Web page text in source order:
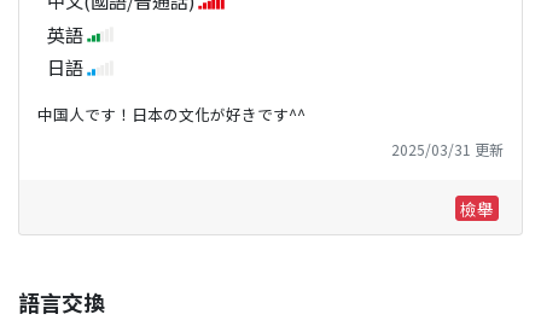
英語
日語
中国人です！日本の文化が好きです^^
2025/03/31 更新
檢舉
語言交換